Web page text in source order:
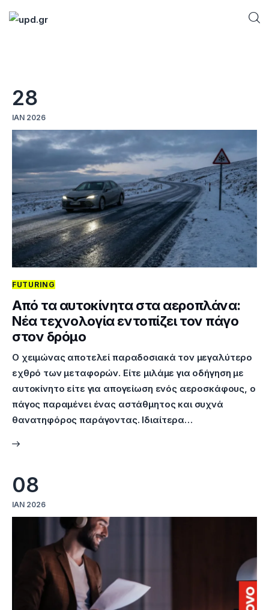
Games
Futuring
AI news
How To
Blog
Επικοινωνία
28
ΙΑΝ 2026
FUTURING
Από τα αυτοκίνητα στα αεροπλάνα:
Νέα τεχνολογία εντοπίζει τον πάγο
στον δρόμο
Ο χειμώνας αποτελεί παραδοσιακά τον μεγαλύτερο
εχθρό των μεταφορών. Είτε μιλάμε για οδήγηση με
αυτοκίνητο είτε για απογείωση ενός αεροσκάφους, ο
πάγος παραμένει ένας αστάθμητος και συχνά
θανατηφόρος παράγοντας. Ιδιαίτερα…
08
ΙΑΝ 2026